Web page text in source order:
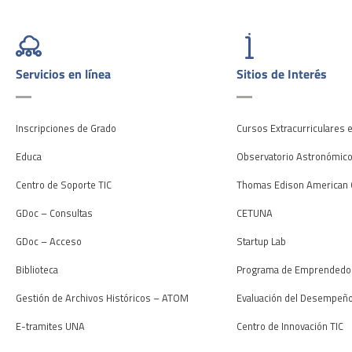
Servicios en línea
Inscripciones de Grado
Educa
Centro de Soporte TIC
GDoc – Consultas
GDoc – Acceso
Biblioteca
Gestión de Archivos Históricos – ATOM
E-tramites UNA
Sitios de Interés
Cursos Extracurriculares
Observatorio Astronómico
Thomas Edison American
CETUNA
Startup Lab
Programa de
Evaluación del
Centro de Innovación TIC